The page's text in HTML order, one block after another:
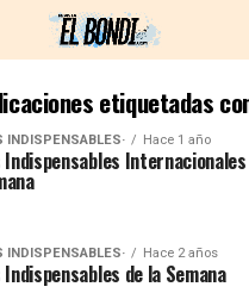
etiquetadas
INDISPENSABLES· Hace 1 año
Indispensables
INDISPENSABLES· Hace 2 años
Indispensables de la Semana